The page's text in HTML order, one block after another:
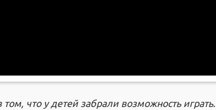
что у детей забрали возможность играть.